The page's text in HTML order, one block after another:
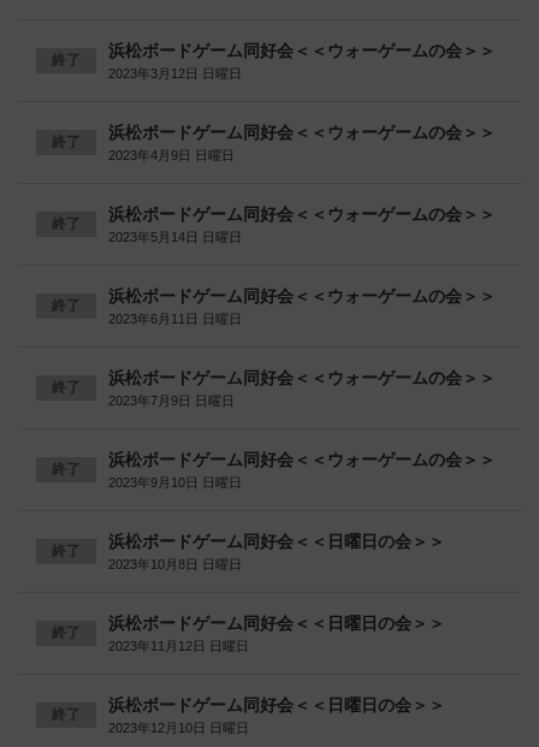
終了 浜松ボードゲーム同好会＜＜ウォーゲームの会＞＞
2023年3月12日 日曜日
終了 浜松ボードゲーム同好会＜＜ウォーゲームの会＞＞
2023年4月9日 日曜日
終了 浜松ボードゲーム同好会＜＜ウォーゲームの会＞＞
2023年5月14日 日曜日
終了 浜松ボードゲーム同好会＜＜ウォーゲームの会＞＞
2023年6月11日 日曜日
終了 浜松ボードゲーム同好会＜＜ウォーゲームの会＞＞
2023年7月9日 日曜日
終了 浜松ボードゲーム同好会＜＜ウォーゲームの会＞＞
2023年9月10日 日曜日
終了 浜松ボードゲーム同好会＜＜日曜日の会＞＞
2023年10月8日 日曜日
終了 浜松ボードゲーム同好会＜＜日曜日の会＞＞
2023年11月12日 日曜日
終了 浜松ボードゲーム同好会＜＜日曜日の会＞＞
2023年12月10日 日曜日